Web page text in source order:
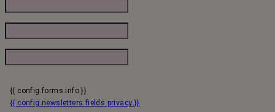
{{ config.forms.info }}
{{ config.newsletters.fields.privacy }}